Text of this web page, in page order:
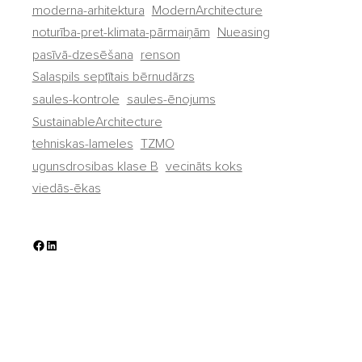
moderna-arhitektura ModernArchitecture
noturība-pret-klimata-pārmaiņām Nueasing
pasīvā-dzesēšana renson
Salaspils septītais bērnudārzs
saules-kontrole saules-ēnojums
SustainableArchitecture
tehniskas-lameles TZMO
ugunsdrosibas klase B vecināts koks
viedās-ēkas
Facebook LinkedIn